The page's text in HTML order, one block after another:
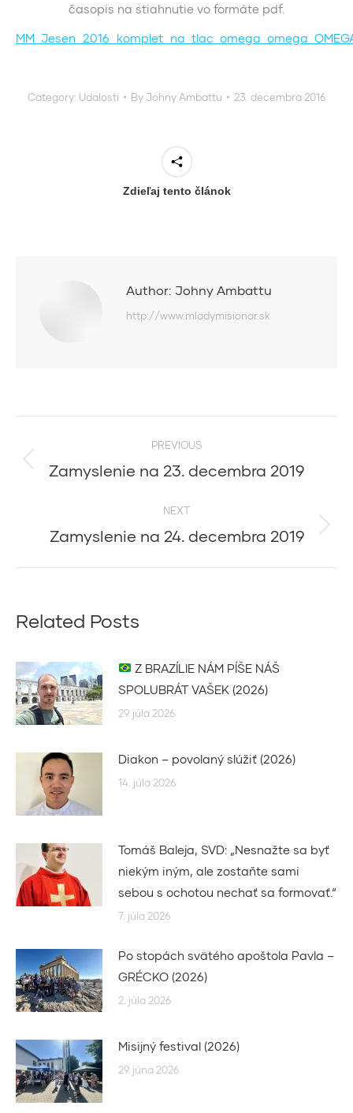
časopis na stiahnutie vo formáte pdf.
Category: Udalosti By Johny Ambattu 23. decembra 2016
Zdieľaj tento článok
Author: Johny Ambattu
http://www.mladymisionar.sk
navigation
PREVIOUS
Previous
Zamyslenie na 23. decembra 2019
NEXT
Next
Zamyslenie na 24. decembra 2019
Related Posts
Z BRAZÍLIE NÁM PÍŠE NÁŠ
SPOLUBRÁT VAŠEK (2026)
29. júla 2026
Diakon – povolaný slúžiť (2026)
14. júla 2026
Tomáš Baleja, SVD: „Nesnažte sa byť
niekým iným, ale zostaňte sami
sebou s ochotou nechať sa formovať.“
7. júla 2026
Po stopách svätého apoštola Pavla –
GRÉCKO (2026)
2. júla 2026
Misijný festival (2026)
29. júna 2026